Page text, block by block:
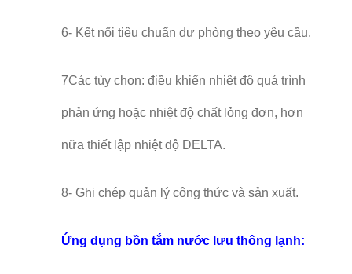
6- Kết nối tiêu chuẩn dự phòng theo yêu cầu.
7Các tùy chọn: điều khiển nhiệt độ quá trình
phản ứng hoặc nhiệt độ chất lỏng đơn, hơn
nữa thiết lập nhiệt độ DELTA.
8- Ghi chép quản lý công thức và sản xuất.
Ứng dụng bồn tắm nước lưu thông lạnh: